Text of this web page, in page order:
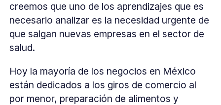
creemos que uno de los aprendizajes que es
necesario analizar es la necesidad urgente de
que salgan nuevas empresas en el sector de
salud.
Hoy la mayoría de los negocios en México
están dedicados a los giros de comercio al
por menor, preparación de alimentos y